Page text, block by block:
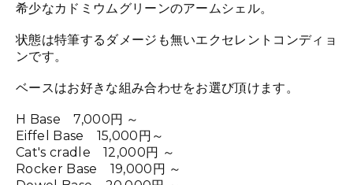
希少なカドミウムグリーンのアームシェル。
状態は特筆するダメージも無いエクセレントコンディョ
ンです。
ベースはお好きな組み合わせをお選び頂けます。
H Base 7,000円 ～
Eiffel Base 15,000円～
Cat's cradle 12,000円 ～
Rocker Base 19,000円 ～